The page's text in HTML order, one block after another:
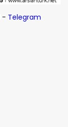
- Telegram